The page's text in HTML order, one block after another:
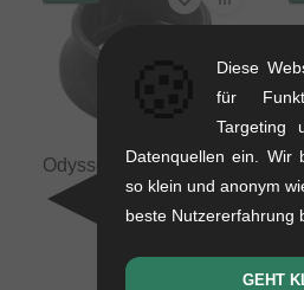
Odyssey BMX "Quartet"
Konus (vorne)
0.02 kg
Diese
für
Targeting
Datenquellen ein. Wir
so klein und anonym
beste Nutzererfahrung
GEHT